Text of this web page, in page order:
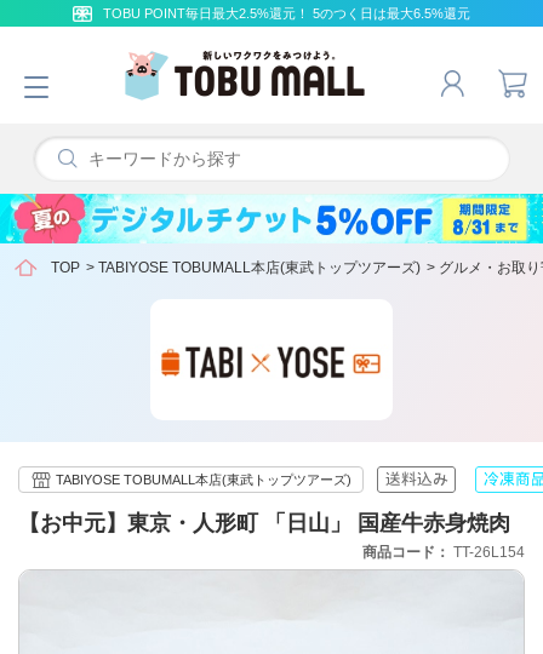
TOBU POINT毎日最大2.5%還元！ 5のつく日は最大6.5%還元
TOP > TABIYOSE TOBUMALL本店(東武トップツアーズ) > グルメ・お取
【お中元】東京・人形町 「日山」 国産牛赤身焼肉
TABIYOSE TOBUMALL本店(東武トップツアーズ)
商品コード TT-26L154